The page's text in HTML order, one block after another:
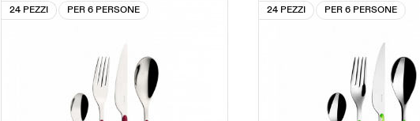
24 PEZZI PER 6 PERSONE 24 PEZZI PER 6 PERSONE